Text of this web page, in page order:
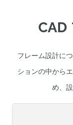
CAD
フレーム設計に
ションの中から
め、